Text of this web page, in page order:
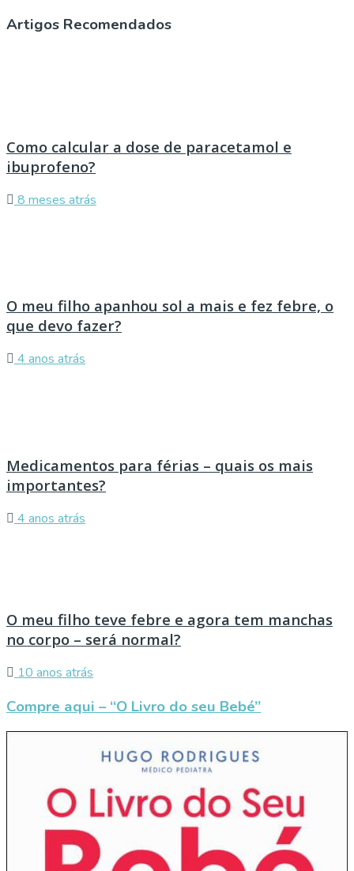
Artigos Recomendados
Como calcular a dose de paracetamol e
ibuprofeno?
8 meses atrás
O meu filho apanhou sol a mais e fez febre, o
que devo fazer?
4 anos atrás
Medicamentos para férias – quais os mais
importantes?
4 anos atrás
O meu filho teve febre e agora tem manchas
no corpo – será normal?
10 anos atrás
Compre aqui – “O Livro do seu Bebé”